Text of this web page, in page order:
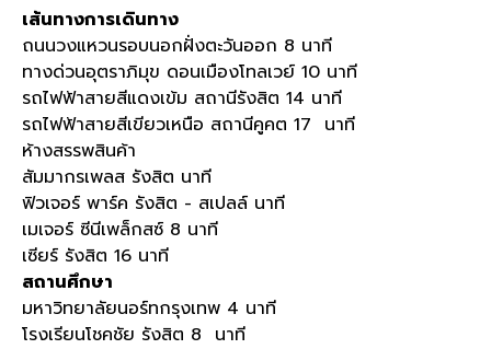
เส้นทางการเดินทาง
ถนนวงแหวนรอบนอกฝั่งตะวันออก 8 นาที
ทางด่วนอุตราภิมุข ดอนเมืองโทลเวย์ 10 นาที
รถไฟฟ้าสายสีแดงเข้ม สถานีรังสิต 14 นาที
รถไฟฟ้าสายสีเขียวเหนือ สถานีคูคต 17 นาที
ห้างสรรพสินค้า
สัมมากรเพลส รังสิต นาที
ฟิวเจอร์ พาร์ค รังสิต - สเปลล์ นาที
เมเจอร์ ซีนีเพล็กสซ์ 8 นาที
เซียร์ รังสิต 16 นาที
สถานศึกษา
มหาวิทยาลัยนอร์ทกรุงเทพ 4 นาที
โรงเรียนโชคชัย รังสิต 8 นาที